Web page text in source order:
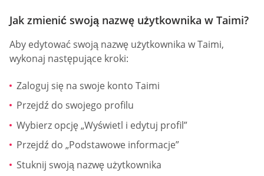
Jak zmienić swoją nazwę użytkownika w Taimi?
Aby edytować swoją nazwę użytkownika w Taimi,
wykonaj następujące kroki:
Zaloguj się na swoje konto Taimi
Przejdź do swojego profilu
Wybierz opcję „Wyświetl i edytuj profil”
Przejdź do „Podstawowe informacje”
Stuknij swoją nazwę użytkownika